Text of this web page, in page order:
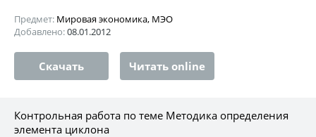
Предмет: Мировая экономика, МЭО
Добавлено:08.01.2012
Скачать Читать online
Контрольная работа по теме Методика определения
элемента циклона